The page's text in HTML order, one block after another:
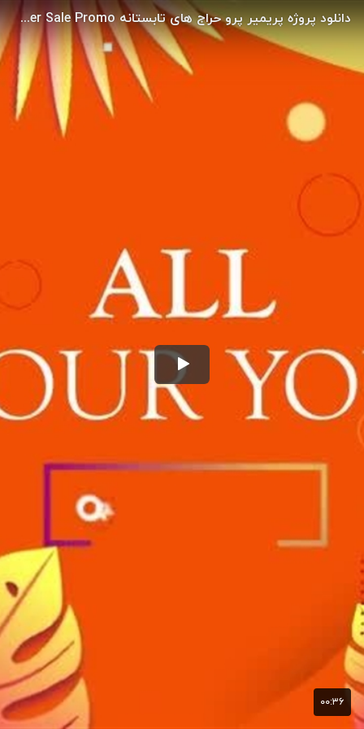
دانلود پروژه پریمیر پرو حراج های تابستانه Summer Sale Promo
۰۰:۳۶